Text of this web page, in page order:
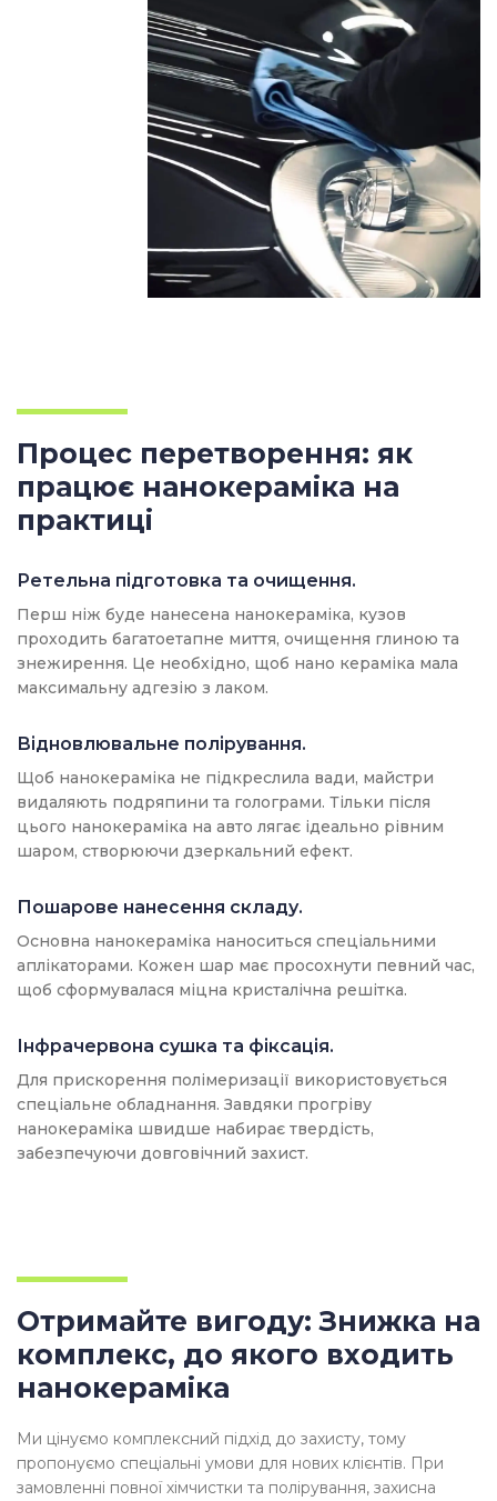
Процес перетворення: як
працює нанокераміка на
практиці
Ретельна підготовка та очищення.
Перш ніж буде нанесена нанокераміка, кузов
проходить багатоетапне миття, очищення глиною та
знежирення. Це необхідно, щоб нано кераміка мала
максимальну адгезію з лаком.
Відновлювальне полірування.
Щоб нанокераміка не підкреслила вади, майстри
видаляють подряпини та голограми. Тільки після
цього нанокераміка на авто лягає ідеально рівним
шаром, створюючи дзеркальний ефект.
Пошарове нанесення складу.
Основна нанокераміка наноситься спеціальними
аплікаторами. Кожен шар має просохнути певний час,
щоб сформувалася міцна кристалічна решітка.
Інфрачервона сушка та фіксація.
Для прискорення полімеризації використовується
спеціальне обладнання. Завдяки прогріву
нанокераміка швидше набирає твердість,
забезпечуючи довговічний захист.
Отримайте вигоду: Знижка на
комплекс, до якого входить
нанокераміка
Ми цінуємо комплексний підхід до захисту, тому
пропонуємо спеціальні умови для нових клієнтів. При
замовленні повної хімчистки та полірування, захисна